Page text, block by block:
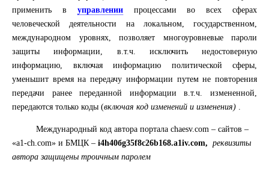
применить в управлении
процессами во всех сферах
человеческой деятельности на локальном, государственном,
международном уровнях, позволяет многоуровневые пароли
защиты информации, в.т.ч. исключить недостоверную
информацию, включая информацию политической сферы,
уменьшит время на передачу информации путем не повторения
передачи ранее переданной информации в.т.ч. измененной,
передаются только коды (включая код изменений и изменения) .
Международный код автора портала chaesv.com – сайтов –
«a1-сh.com» и БМЦК– i4h40бg35f8c26b168.a1iv.com, реквизиты
автора защищены троичным паролем